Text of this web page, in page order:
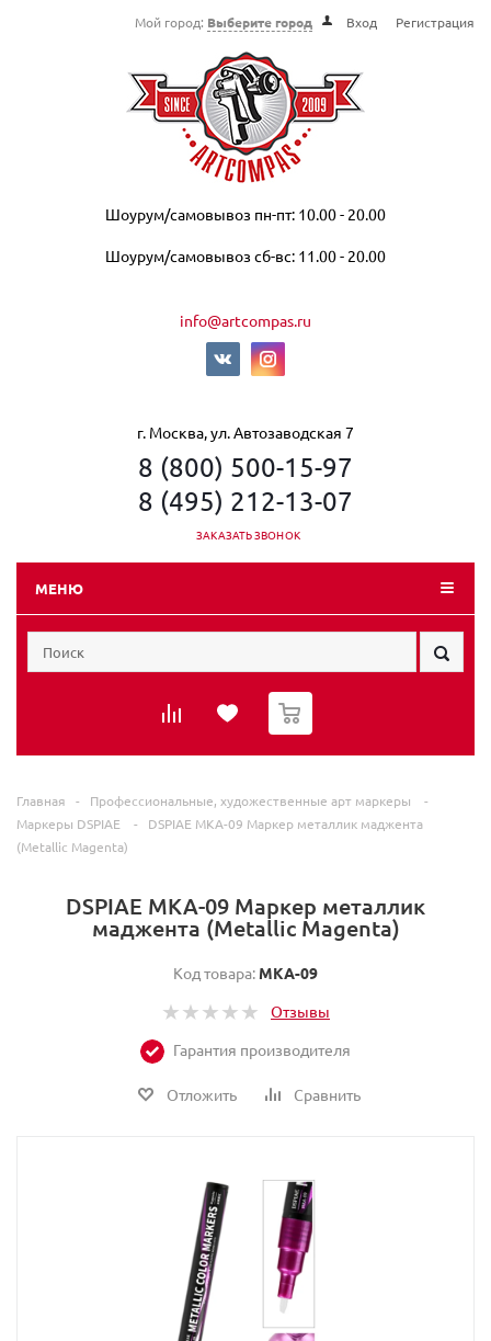
Мой город: Выберите город Вход Регистрация
Шоурум/самовывоз пн-пт: 10.00 - 20.00
Шоурум/самовывоз сб-вс: 11.00 - 20.00
info@artcompas.ru
г. Москва, ул. Автозаводская 7
8 (800) 500-15-97
8 (495) 212-13-07
ЗАКАЗАТЬ ЗВОНОК
МЕНЮ
0
Главная - Профессиональные, художественные арт маркеры
-
Маркеры DSPIAE
-
DSPIAE MKA-09 Маркер металлик маджента
(Metallic Magenta)
DSPIAE MKA-09 Маркер металлик
маджента (Metallic Magenta)
Код товара: MKA-09
Отзывы
Гарантия производителя
Отложить Сравнить